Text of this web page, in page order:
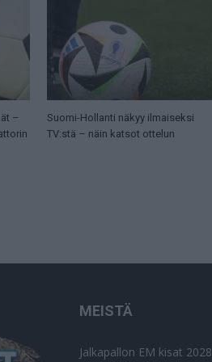
–
Suomi-Hollanti näkyy ilmaiseksi
TV:stä – näin katsot ottelun
MEISTÄ
Jalkapallon EM kisat 2028